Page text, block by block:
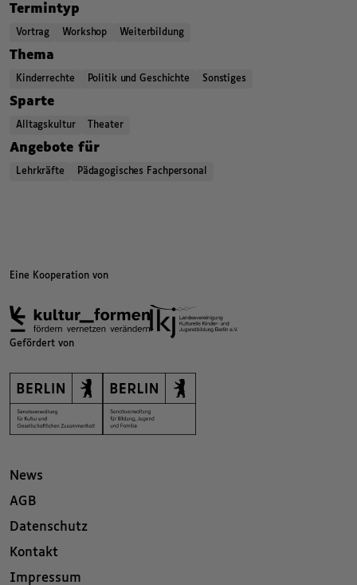
,,Termintyp
Vortrag Workshop
Weiterbildung
,,Thema
Kinderrechte Politik und Geschichte
Sonstiges
,,Sparte,
Alltagskultur
Theater
Angebote für,
Lehrkräfte
Pädagogisches Fachpersonal
Eine Kooperation von
Gefördert von
News
AGB
Datenschutz
Kontakt
Impressum